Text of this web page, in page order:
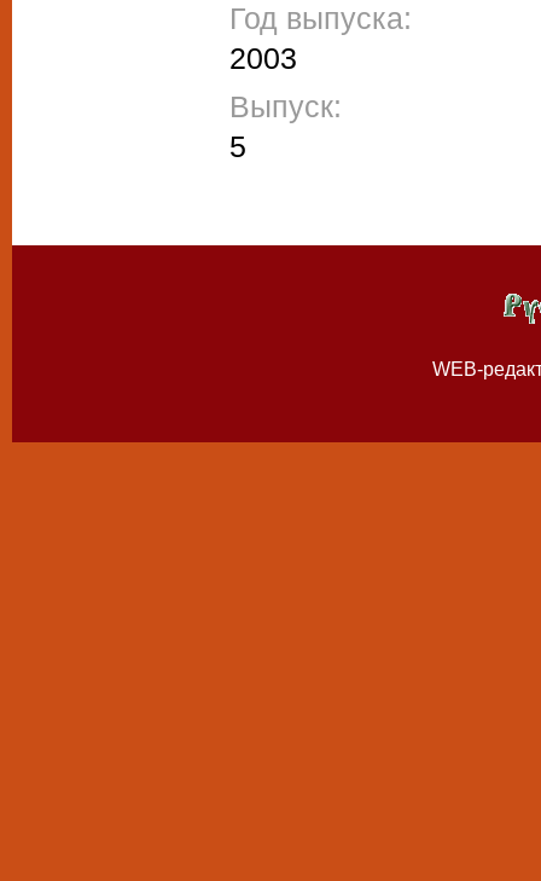
Год выпуска:
2003
Выпуск:
5
WEB-